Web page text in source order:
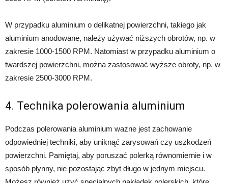
W przypadku aluminium o delikatnej powierzchni, takiego jak
aluminium anodowane, należy używać niższych obrotów, np. w
zakresie 1000-1500 RPM. Natomiast w przypadku aluminium o
twardszej powierzchni, można zastosować wyższe obroty, np. w
zakresie 2500-3000 RPM.
4. Technika polerowania aluminium
Podczas polerowania aluminium ważne jest zachowanie
odpowiedniej techniki, aby uniknąć zarysowań czy uszkodzeń
powierzchni. Pamiętaj, aby poruszać polerką równomiernie i w
sposób płynny, nie pozostając zbyt długo w jednym miejscu.